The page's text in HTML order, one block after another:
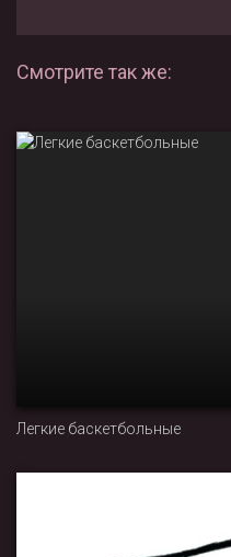
Смотрите так же:
Легкие баскетбольные